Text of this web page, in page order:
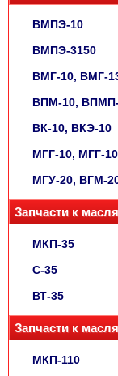
ВМПЭ-10
ВМПЭ-3150
ВМГ-10, ВМГ-
ВПМ-10,
ВК-10, ВКЭ-10
МГГ-10, МГГ-
МГУ-20, ВГМ-
Запчасти к
МКП-35
С-35
ВТ-35
Запчасти к
МКП-110